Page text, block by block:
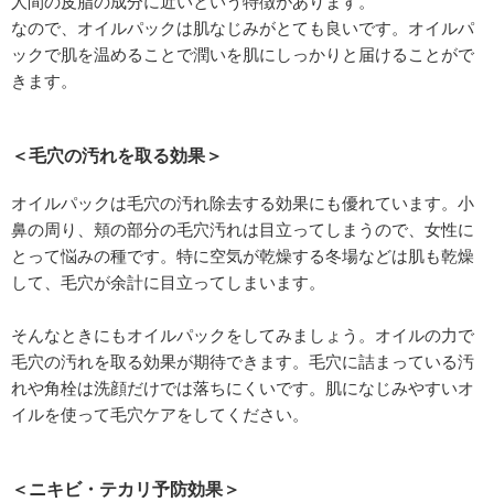
なので、オイルパックは肌なじみがとても良いです。オイルパ
ックで肌を温めることで潤いを肌にしっかりと届けることがで
きます。
＜毛穴の汚れを取る効果＞
オイルパックは毛穴の汚れ除去する効果にも優れています。小
鼻の周り、頬の部分の毛穴汚れは目立ってしまうので、女性に
とって悩みの種です。特に空気が乾燥する冬場などは肌も乾燥
して、毛穴が余計に目立ってしまいます。
そんなときにもオイルパックをしてみましょう。オイルの力で
毛穴の汚れを取る効果が期待できます。毛穴に詰まっている汚
れや角栓は洗顔だけでは落ちにくいです。肌になじみやすいオ
イルを使って毛穴ケアをしてください。
＜ニキビ・テカリ予防効果＞